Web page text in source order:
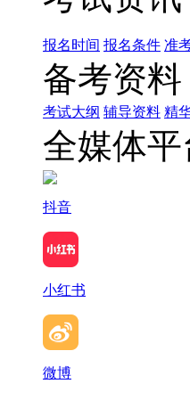
报名时间 报名条件 准
备考资料
考试大纲 辅导资料 精
全媒体平
抖音
小红书
微博